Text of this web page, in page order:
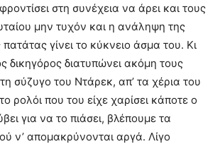
στη συνέχεια να άρει και τους
μην τυχόν και η ανάληψη της
πατάτας γίνει το κύκνειο άσμα του. Κι
δικηγόρος διατυπώνει ακόμη τους
σύζυγο του Ντάρεκ, απ’ τα χέρια του
ρολόι που του είχε χαρίσει κάποτε ο
για να το πιάσει, βλέπουμε τα
ν’ απομακρύνονται αργά. Λίγο